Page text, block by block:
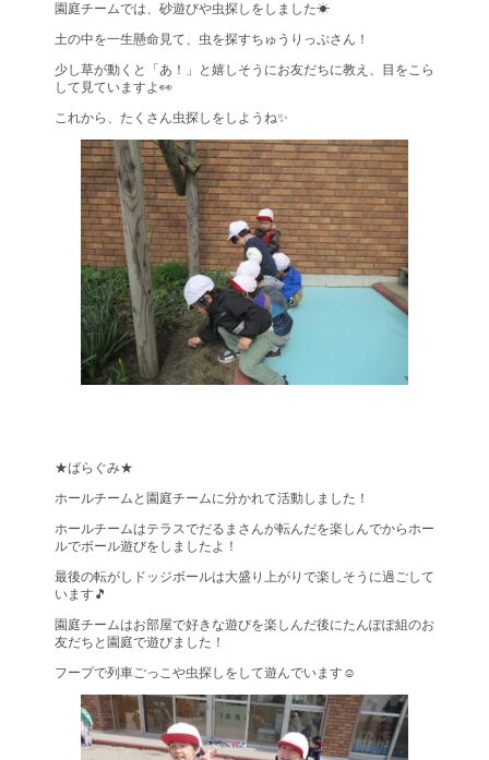
園庭チームでは、砂遊びや虫探しをしました☀
土の中を一生懸命見て、虫を探すちゅうりっぷさん！
少し草が動くと「あ！」と嬉しそうにお友だちに教え、目をこら
して見ていますよ👀
これから、たくさん虫探しをしようね✨
★ばらぐみ★
ホールチームと園庭チームに分かれて活動しました！
ホールチームはテラスでだるまさんが転んだを楽しんでからホー
ルでボール遊びをしましたよ！
最後の転がしドッジボールは大盛り上がりで楽しそうに過ごして
います🎵
園庭チームはお部屋で好きな遊びを楽しんだ後にたんぽぽ組のお
友だちと園庭で遊びました！
フープで列車ごっこや虫探しをして遊んでいます☺